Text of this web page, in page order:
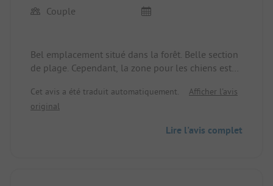
Couple
Bel emplacement situé dans la forêt. Belle section
de plage. Cependant, la zone pour les chiens est
y aurait encore un autre endroit pour les chiens
accessible à pied. Le personnel était également
Comme aspect négatif, je considérerais les
Cet avis a été traduit automatiquement.
Afficher l'avis
original
Lire l'avis complet